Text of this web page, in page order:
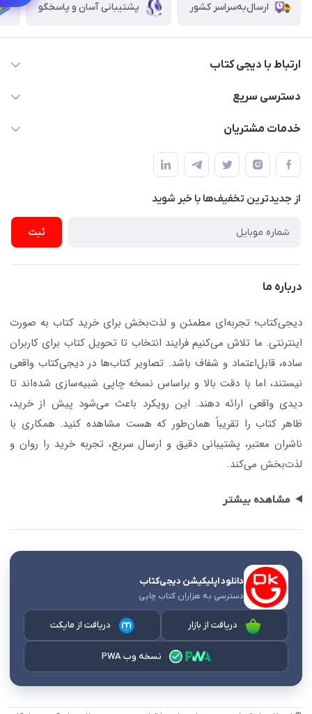
ارسال‌به‌سراسر کشور پشتیبانی آسان و پاسخگو
ارتباط با دیجی کتاب
021-66483376
پلیس امنیت .پلاک 150 (🚷 فروش فقط به صورت آنلاین)
دسترسی سریع
کتاب (دسته‌بندی)
ناشران همکار
نویسندگان و مترجمان
کافه دیجی کتاب
جستجو در سایت
کتابیاب
خدمات مشتریان
راهنما
پیگیری سفارشات
رهگیری مرسولات پستی
ارسال تیکت پشتیبانی
از جدید‌ترین تخفیف‌ها با‌ خبر شوید
ثبت
درباره ما
دیجی‌کتاب؛ تجربه‌ای مطمئن و لذت‌بخش برای خرید کتاب به صورت
اینترنتی. ما تلاش می‌کنیم فرایند انتخاب تا تحویل کتاب برای کاربران
ساده، قابل‌اعتماد و شفاف باشد. تصاویر کتاب‌ها در دیجی‌کتاب واقعی
نیستند، اما با دقت بالا و براساس نسخه چاپی شبیه‌سازی شده‌اند تا
دیدی واقعی ارائه دهند. این رویکرد باعث می‌شود پیش از خرید،
ظاهر کتاب را تقریباً همان‌طور که هست مشاهده کنید. همکاری با
ناشران معتبر، پشتیبانی دقیق و ارسال سریع، تجربه خرید را روان و
لذت‌بخش می‌کند.
مشاهده بیشتر
دانلود اپلیکیشن دیجی‌کتاب
دسترسی به هزاران کتاب چاپی
دریافت از بازار دریافت از مایکت
نسخه وب PWA